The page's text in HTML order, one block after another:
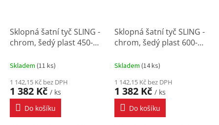
Sklopná šatní tyč SLING -
chrom, šedý plast 450-
Skladem (11 ks)
1 142,15 Kč bez DPH
1 382 Kč / ks
Do košíku
Sklopná šatní tyč SLING -
chrom, šedý plast 600-
Skladem (14 ks)
1 142,15 Kč bez DPH
1 382 Kč / ks
Do košíku